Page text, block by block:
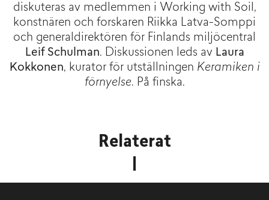
diskuteras av medlemmen i Working with Soil,
konstnären och forskaren Riikka Latva-Somppi
och generaldirektören för Finlands miljöcentral
Leif Schulman. Diskussionen leds av Laura
Kokkonen, kurator för utställningen Keramiken i
förnyelse. På finska.
Relaterat